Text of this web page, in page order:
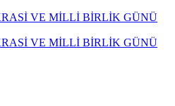
yeni beceriler kazanacak hem de
VE MİLLİ BİRLİK GÜNÜ
VE MİLLİ BİRLİK GÜNÜ